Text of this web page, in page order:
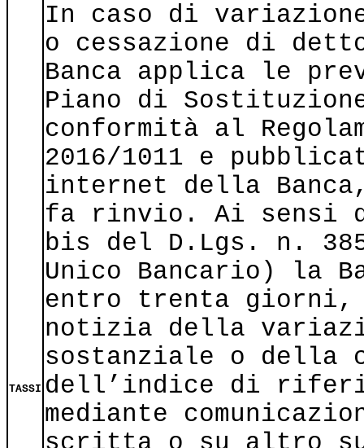
TASSI
In caso di
o cessazione di
Banca applica le
Piano di
conformità al
2016/1011 e
internet della
fa rinvio. Ai sensi
bis del D.Lgs. n.
Unico Bancario) la
entro trenta giorni,
notizia della
sostanziale o della
dell’indice di
mediante